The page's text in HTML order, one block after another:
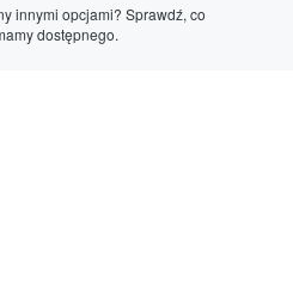
innymi opcjami? Sprawdź, co
dostępnego.